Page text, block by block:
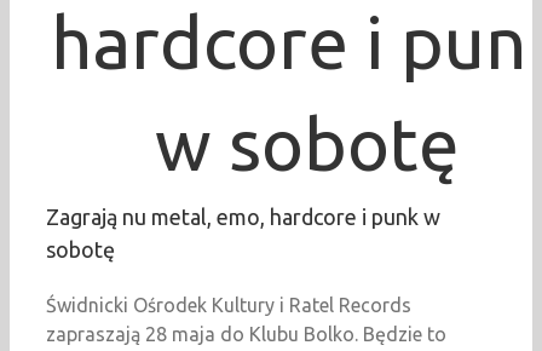
hardcore i
w sobotę
Zagrają nu metal, emo, hardcore i punk w
sobotę
Świdnicki Ośrodek Kultury i Ratel Records
zapraszają 28 maja do Klubu Bolko. Będzie to